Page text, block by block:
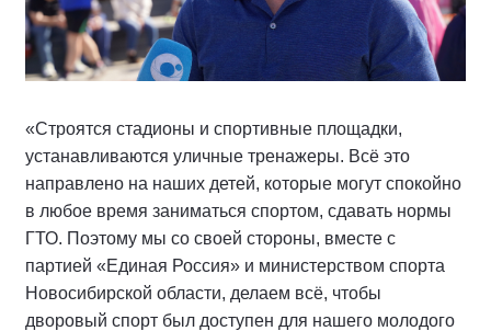
«Строятся стадионы и спортивные площадки,
устанавливаются уличные тренажеры. Всё это
направлено на наших детей, которые могут спокойно
в любое время заниматься спортом, сдавать нормы
ГТО. Поэтому мы со своей стороны, вместе с
партией «Единая Россия» и министерством спорта
Новосибирской области, делаем всё, чтобы
дворовый спорт был доступен для нашего молодого